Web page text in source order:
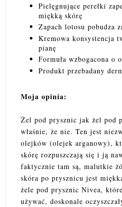
Pielęgnujące perełki
miękką skórę
Zapach lotosu pobudza
Kremowa konsystencja
pianę
Formuła wzbogacona o
Produkt przebadany
Moja opinia:
Żel pod prysznic jak żel pod
właśnie, że nie. Ten jest
olejków (olejek arganowy),
skórę rozpuszczają się i ją
faktycznie tam są, malutkie
skóra po prysznicu jest
żele pod prysznic Nivea,
używać, doskonale